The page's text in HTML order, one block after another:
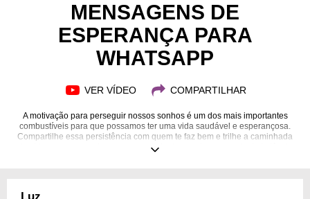
MENSAGENS E FRASES MENSAGENS DE ANIVERSÁRIO
FAMOSOS BÍBLIA
MENSAGENS DE
ESPERANÇA PARA
WHATSAPP
VER VÍDEO COMPARTILHAR
A motivação para perseguir nossos sonhos é um dos mais importantes
combustíveis para que possamos ter uma vida saudável e esperançosa.
Compartilhe essa persistência com quem te faz bem e trilhe a caminhada
da vida com seus amigos, superando juntos qualquer eventual obstáculo